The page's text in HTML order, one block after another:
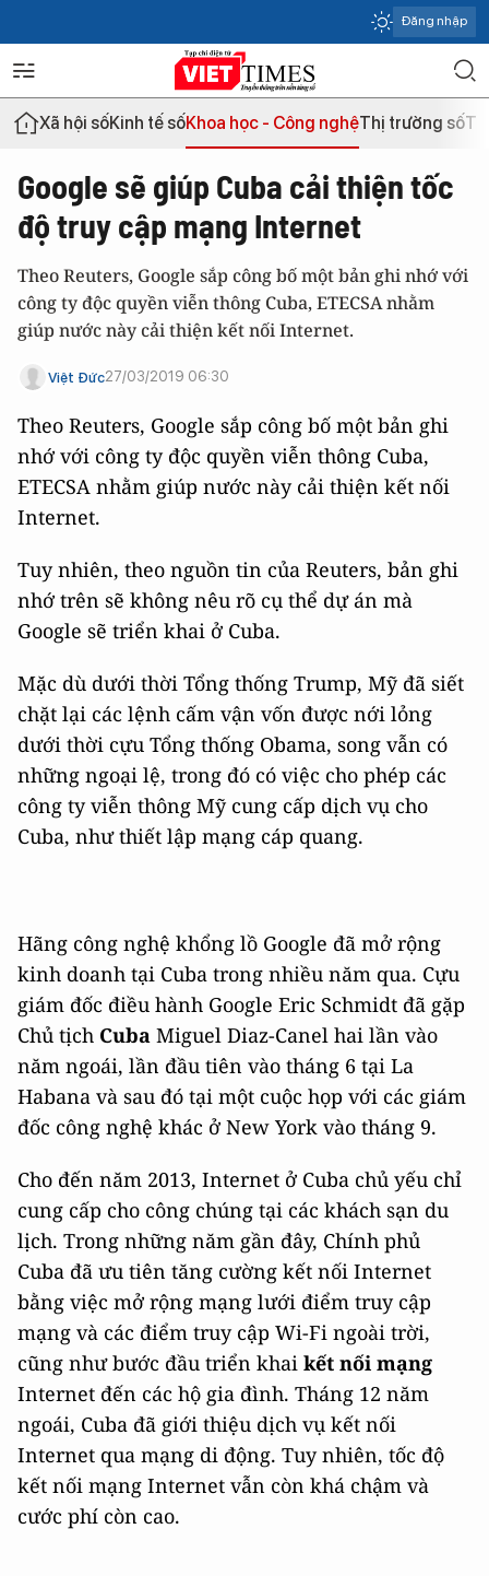
Đăng nhập
Xã hội sốKinh tế sốKhoa học - Công nghệThị trường số
Google sẽ giúp Cuba cải thiện tốc
độ truy cập mạng Internet
Theo Reuters, Google sắp công bố một bản ghi nhớ với
công ty độc quyền viễn thông Cuba, ETECSA nhằm
giúp nước này cải thiện kết nối Internet.
Việt Đức27/03/2019 06:30
Theo Reuters, Google sắp công bố một bản ghi
nhớ với công ty độc quyền viễn thông Cuba,
ETECSA nhằm giúp nước này cải thiện kết nối
Internet.
Tuy nhiên, theo nguồn tin của Reuters, bản ghi
nhớ trên sẽ không nêu rõ cụ thể dự án mà
Google sẽ triển khai ở Cuba.
Mặc dù dưới thời Tổng thống Trump, Mỹ đã siết
chặt lại các lệnh cấm vận vốn được nới lỏng
dưới thời cựu Tổng thống Obama, song vẫn có
những ngoại lệ, trong đó có việc cho phép các
công ty viễn thông Mỹ cung cấp dịch vụ cho
Cuba, như thiết lập mạng cáp quang.
Hãng công nghệ khổng lồ Google đã mở rộng
kinh doanh tại Cuba trong nhiều năm qua. Cựu
giám đốc điều hành Google Eric Schmidt đã gặp
Chủ tịch Cuba Miguel Diaz-Canel hai lần vào
năm ngoái, lần đầu tiên vào tháng 6 tại La
Habana và sau đó tại một cuộc họp với các giám
đốc công nghệ khác ở New York vào tháng 9.
Cho đến năm 2013, Internet ở Cuba chủ yếu chỉ
cung cấp cho công chúng tại các khách sạn du
lịch. Trong những năm gần đây, Chính phủ
Cuba đã ưu tiên tăng cường kết nối Internet
bằng việc mở rộng mạng lưới điểm truy cập
mạng và các điểm truy cập Wi-Fi ngoài trời,
cũng như bước đầu triển khai kết nối mạng
Internet đến các hộ gia đình. Tháng 12 năm
ngoái, Cuba đã giới thiệu dịch vụ kết nối
Internet qua mạng di động. Tuy nhiên, tốc độ
kết nối mạng Internet vẫn còn khá chậm và
cước phí còn cao.